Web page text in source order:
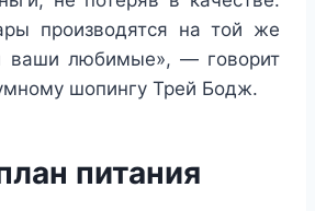
производятся на той же
ваши любимые», — говорит
шопингу Трей Бодж.
питания